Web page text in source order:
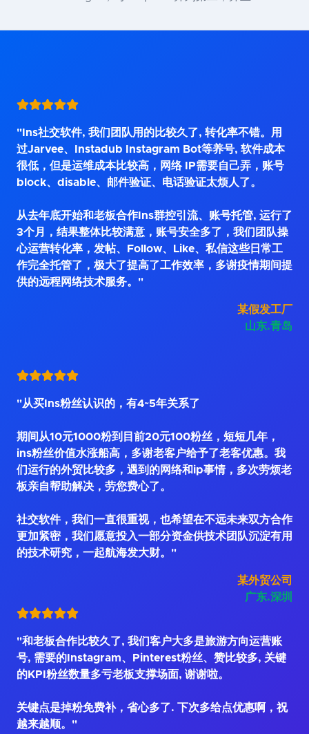
"Ins社交软件, 我们团队用的比较久了, 转化率不错。用
过Jarvee、Instadub Instagram Bot等养号, 软件成本
很低，但是运维成本比较高，网络 IP需要自己弄，账号
block、disable、邮件验证、电话验证太烦人了。
从去年底开始和老板合作Ins群控引流、账号托管, 运行了
3个月，结果整体比较满意，账号安全多了，我们团队操
心运营转化率，发帖、Follow、Like、私信这些日常工
作完全托管了，极大了提高了工作效率，多谢疫情期间提
供的远程网络技术服务。"
某假发工厂
山东.青岛
"从买Ins粉丝认识的，有4~5年关系了
期间从10元1000粉到目前20元100粉丝，短短几年，
ins粉丝价值水涨船高，多谢老客户给予了老客优惠。我
们运行的外贸比较多，遇到的网络和ip事情，多次劳烦老
板亲自帮助解决，劳您费心了。
社交软件，我们一直很重视，也希望在不远未来双方合作
更加紧密，我们愿意投入一部分资金供技术团队沉淀有用
的技术研究，一起航海发大财。"
某外贸公司
广东.深圳
"和老板合作比较久了, 我们客户大多是旅游方向运营账
号, 需要的Instagram、Pinterest粉丝、赞比较多, 关键
的KPI粉丝数量多亏老板支撑场面, 谢谢啦。
关键点是掉粉免费补，省心多了. 下次多给点优惠啊，祝
越来越顺。"